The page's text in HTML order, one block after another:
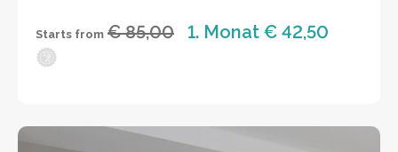
Starts from € 85,00 1. Monat € 42,50